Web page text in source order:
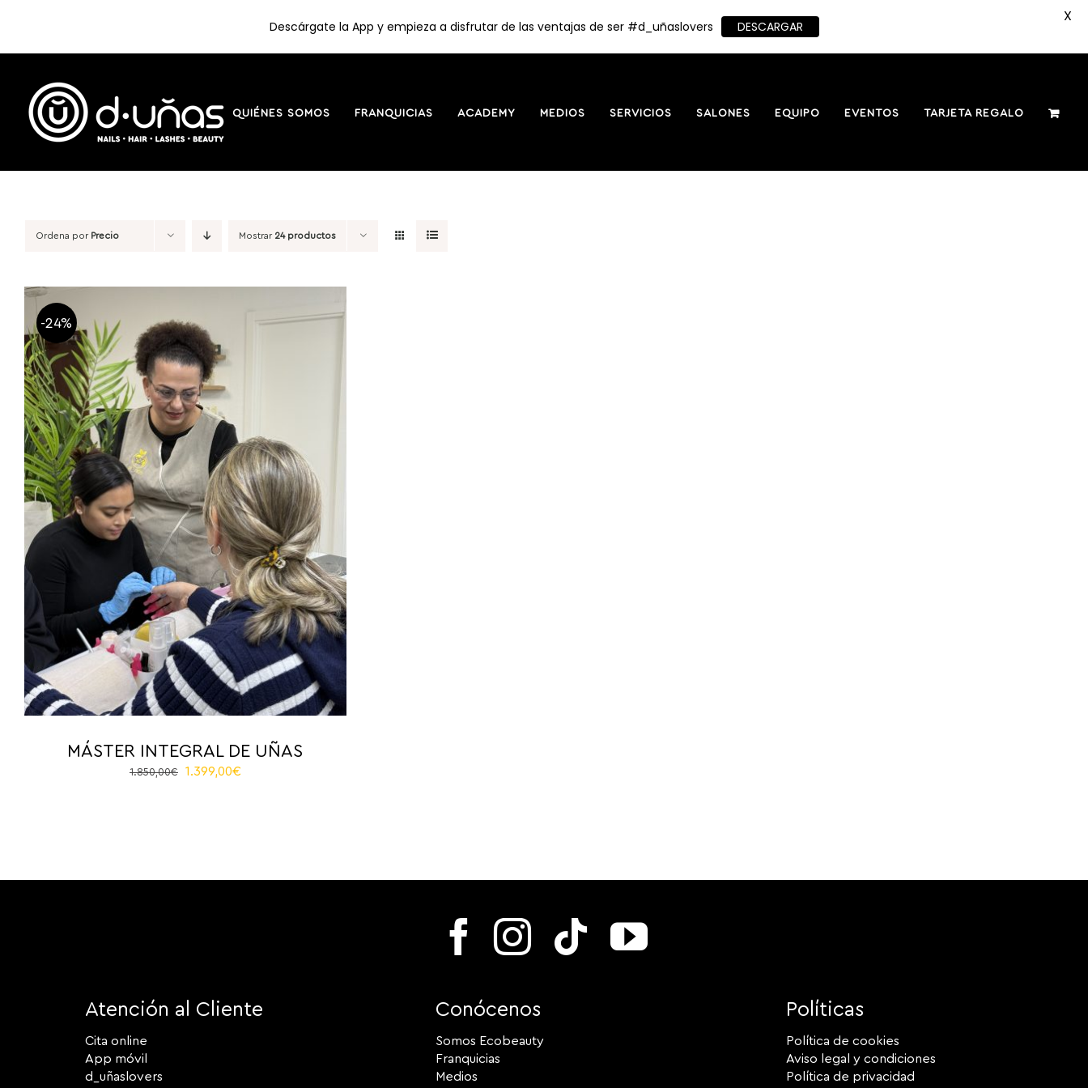
contenido
QUIÉNES SOMOS FRANQUICIAS ACADEMY MEDIOS SERVICIOS SALONES EQUIPO EVENTOS TARJETA REGALO
Ordena por Precio Mostrar 24 productos
-24%
MÁSTER INTEGRAL DE UÑAS
1.850,00€
El
1.399,00€El
Atención al Cliente
Cita online
App móvil
d_uñaslovers
Conócenos
Somos Ecobeauty
Franquicias
Medios
Políticas
Política de cookies
Aviso legal y condiciones
Política de privacidad
Descárgate la App y empieza a disfrutar de las ventajas de ser #d_uñaslovers DESCARGAR
X